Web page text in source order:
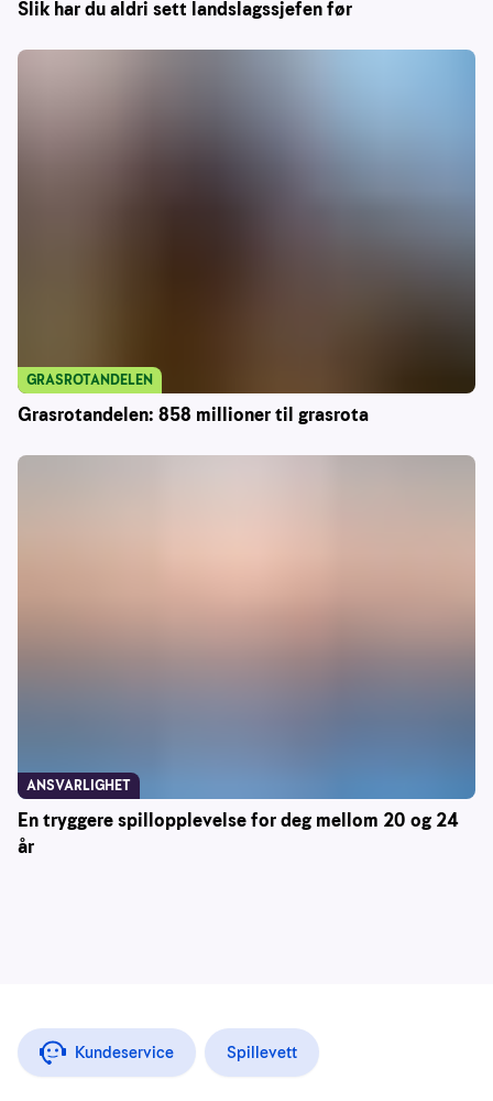
Slik har du aldri sett landslagssjefen før
Grasrotandelen: 858 millioner til grasrota
GRASROTANDELEN
En tryggere spillopplevelse for deg mellom 20 og 24
år
ANSVARLIGHET
Kundeservice Spillevett